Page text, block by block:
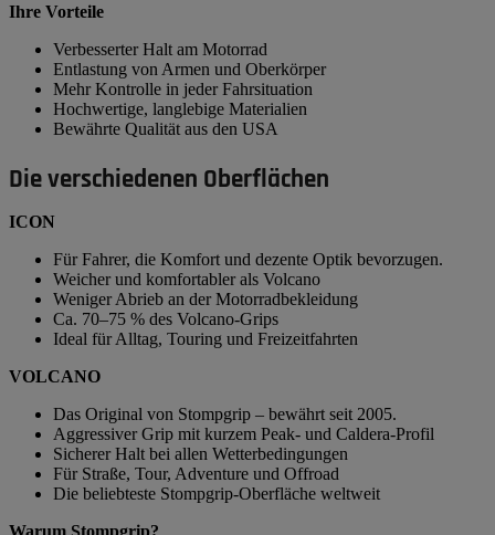
Ihre Vorteile
Verbesserter Halt am Motorrad
Entlastung von Armen und Oberkörper
Mehr Kontrolle in jeder Fahrsituation
Hochwertige, langlebige Materialien
Bewährte Qualität aus den USA
Die verschiedenen Oberflächen
ICON
Für Fahrer, die Komfort und dezente Optik bevorzugen.
Weicher und komfortabler als Volcano
Weniger Abrieb an der Motorradbekleidung
Ca. 70–75 % des Volcano-Grips
Ideal für Alltag, Touring und Freizeitfahrten
VOLCANO
Das Original von Stompgrip – bewährt seit 2005.
Aggressiver Grip mit kurzem Peak- und Caldera-Profil
Sicherer Halt bei allen Wetterbedingungen
Für Straße, Tour, Adventure und Offroad
Die beliebteste Stompgrip-Oberfläche weltweit
Warum Stompgrip?